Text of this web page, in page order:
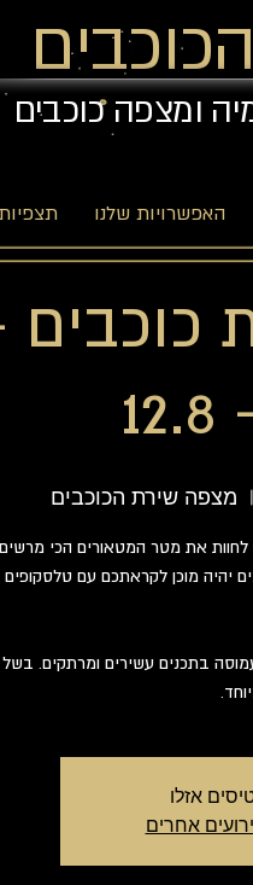
ומצפה כוכבים
האפשרויות שלנו
כוכבים
  |
מצפה שירת הכוכבים
יהיה מוכן לקראתכם עם
אזלו
אחרים